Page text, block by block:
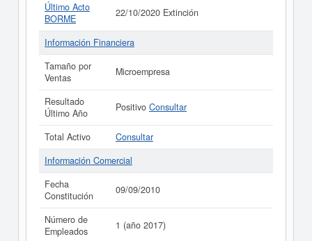
Último Acto
BORME
22/10/2020 Extinción
Información Financiera
Tamaño por
Ventas
Microempresa
Resultado
Último Año
Positivo Consultar
Total Activo
Consultar
Información Comercial
Fecha
Constitución
09/09/2010
Número de
Empleados
1 (año 2017)